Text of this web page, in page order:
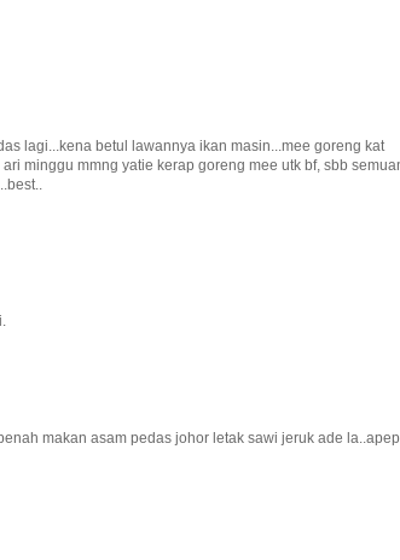
lagi...kena betul lawannya ikan masin...mee goreng kat
minggu mmng yatie kerap goreng mee utk bf, sbb
makan asam pedas johor letak sawi jeruk ade